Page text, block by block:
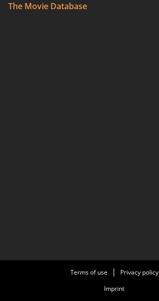
The Movie Database
Terms of use
Privacy policy
Imprint